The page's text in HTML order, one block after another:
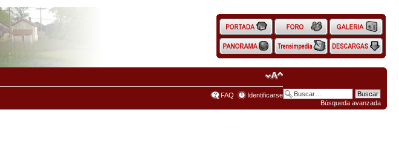
Búsqueda avanzada
FAQ Identificarse